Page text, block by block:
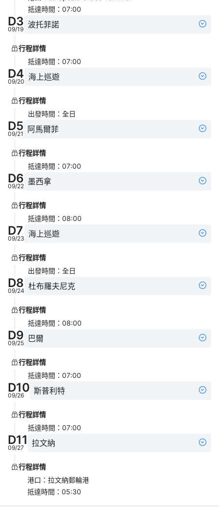
抵達時間 ： 07:00
D3
09/19 波托菲諾
行程詳情
抵達時間 ： 07:00
D4
09/20 海上巡遊
行程詳情
出發時間 ： 全日
D5
09/21 阿馬爾菲
行程詳情
抵達時間 ： 07:00
D6
09/22 墨西拿
行程詳情
抵達時間 ： 08:00
D7
09/23 海上巡遊
行程詳情
出發時間 ： 全日
D8
09/24 杜布羅夫尼克
行程詳情
抵達時間 ： 08:00
D9
09/25 巴爾
行程詳情
抵達時間 ： 07:00
D10
09/26 斯普利特
行程詳情
抵達時間 ： 07:00
D11
09/27 拉文納
行程詳情
港口 ： 拉文納郵輪港
抵達時間 ： 05:30